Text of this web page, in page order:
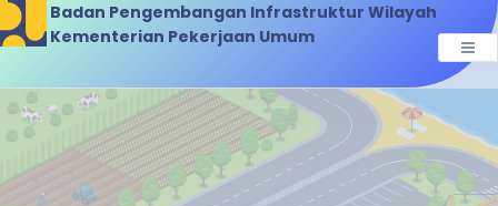
Badan Pengembangan Infrastruktur Wilayah
Kementerian Pekerjaan Umum